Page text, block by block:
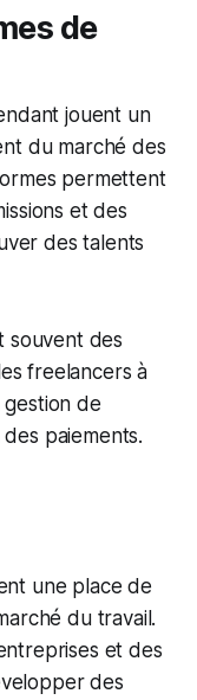
de
jouent un
du marché des
permettent
et des
des talents
souvent des
freelancers à
de
paiements.
une place de
du travail.
et des
des